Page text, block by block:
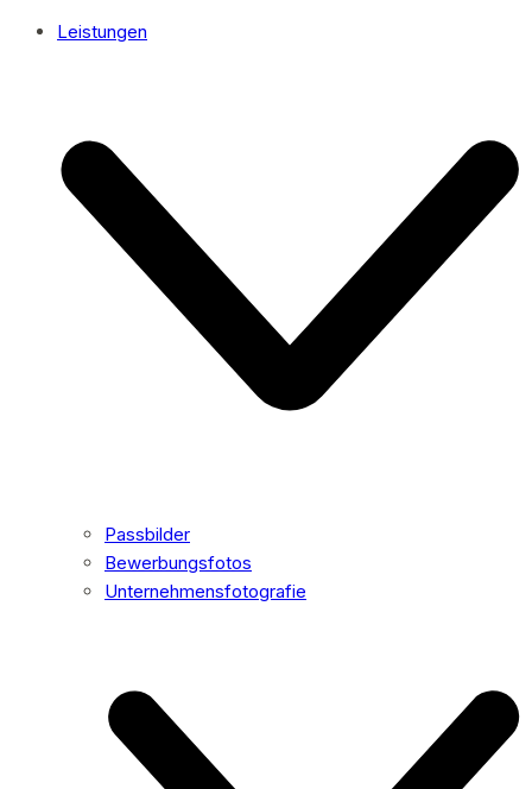
Leistungen
Passbilder
Bewerbungsfotos
Unternehmensfotografie